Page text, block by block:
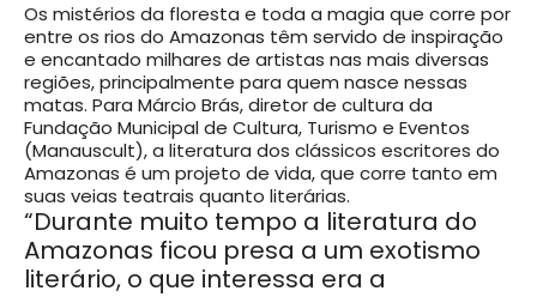
Os mistérios da floresta e toda a magia que corre por
entre os rios do Amazonas têm servido de inspiração
e encantado milhares de artistas nas mais diversas
regiões, principalmente para quem nasce nessas
matas. Para Márcio Brás, diretor de cultura da
Fundação Municipal de Cultura, Turismo e Eventos
(Manauscult), a literatura dos clássicos escritores do
Amazonas é um projeto de vida, que corre tanto em
suas veias teatrais quanto literárias.
“Durante muito tempo a literatura do
Amazonas ficou presa a um exotismo
literário, o que interessa era a